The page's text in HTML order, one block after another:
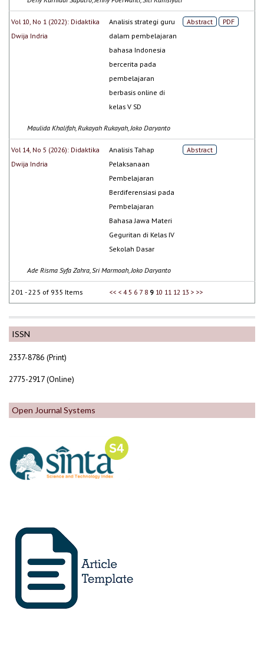
ISSN
2337-8786 (Print)
2775-2917 (Online)
Open Journal Systems
Vol 10, No 1 (2022): Didaktika
Dwija Indria
Analisis strategi guru
dalam pembelajaran
bahasa Indonesia
bercerita pada
pembelajaran
berbasis online di
kelas V SD
Abstract PDF
Maulida Khalifah, Rukayah Rukayah, Joko Daryanto
Vol 14, No 5 (2026): Didaktika
Dwija Indria
Analisis Tahap
Pelaksanaan
Pembelajaran
Berdiferensiasi pada
Pembelajaran
Bahasa Jawa Materi
Geguritan di Kelas IV
Sekolah Dasar
Abstract
Ade Risma Syfa Zahra, Sri Marmoah, Joko Daryanto
201 - 225 of 935 Items << < 4 5 6 7 8 9 10 11 12 13 > >>